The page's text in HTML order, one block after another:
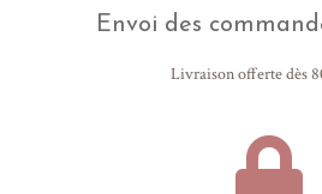
Envoi des
Livraison offerte dès